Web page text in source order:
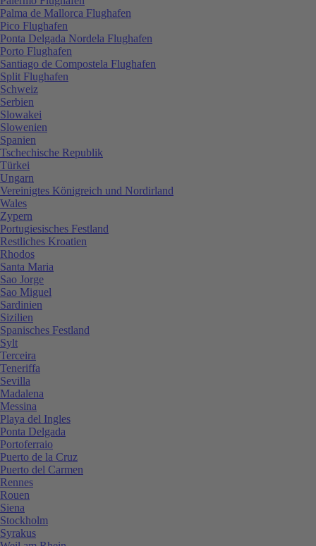
Palma de Mallorca Flughafen
Pico Flughafen
Ponta Delgada Nordela Flughafen
Porto Flughafen
Santiago de Compostela Flughafen
Split Flughafen
Schweiz
Serbien
Slowakei
Slowenien
Spanien
Tschechische Republik
Türkei
Ungarn
Vereinigtes Königreich und Nordirland
Wales
Zypern
Portugiesisches Festland
Restliches Kroatien
Rhodos
Santa Maria
Sao Jorge
Sao Miguel
Sardinien
Sizilien
Spanisches Festland
Sylt
Terceira
Teneriffa
Sevilla
Madalena
Messina
Playa del Ingles
Ponta Delgada
Portoferraio
Puerto de la Cruz
Puerto del Carmen
Rennes
Rouen
Siena
Stockholm
Syrakus